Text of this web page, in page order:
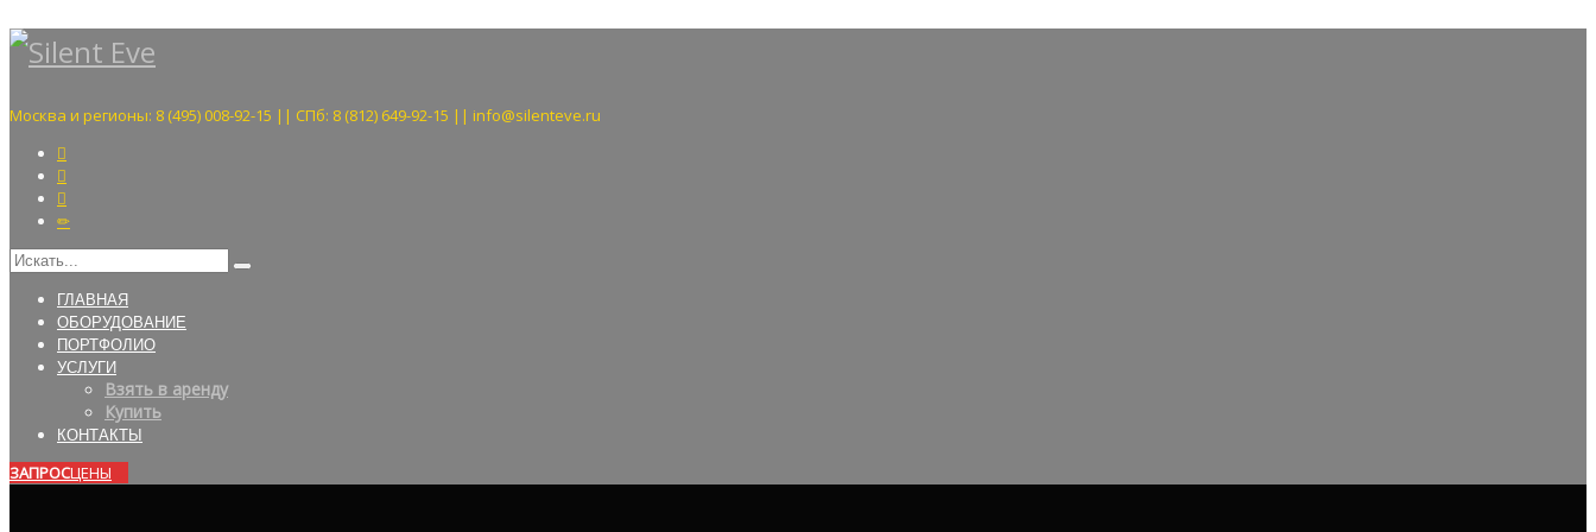
Москва и регионы: 8 (495) 008-92-15 || СПб: 8 (812) 649-92-15 || info@silenteve.ru
ГЛАВНАЯ
ОБОРУДОВАНИЕ
ПОРТФОЛИО
УСЛУГИ
Взять в аренду
Купить
КОНТАКТЫ
ЗАПРОСЦЕНЫ